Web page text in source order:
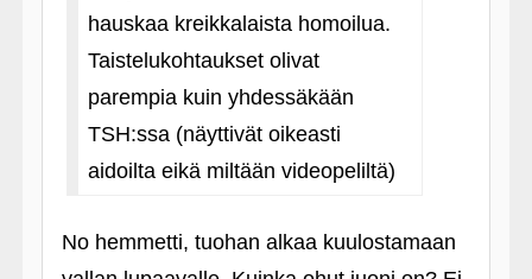
hauskaa kreikkalaista homoilua.
Taistelukohtaukset olivat
parempia kuin yhdessäkään
TSH:ssa (näyttivät oikeasti
aidoilta eikä miltään videopeliltä)
No hemmetti, tuohan alkaa kuulostamaan